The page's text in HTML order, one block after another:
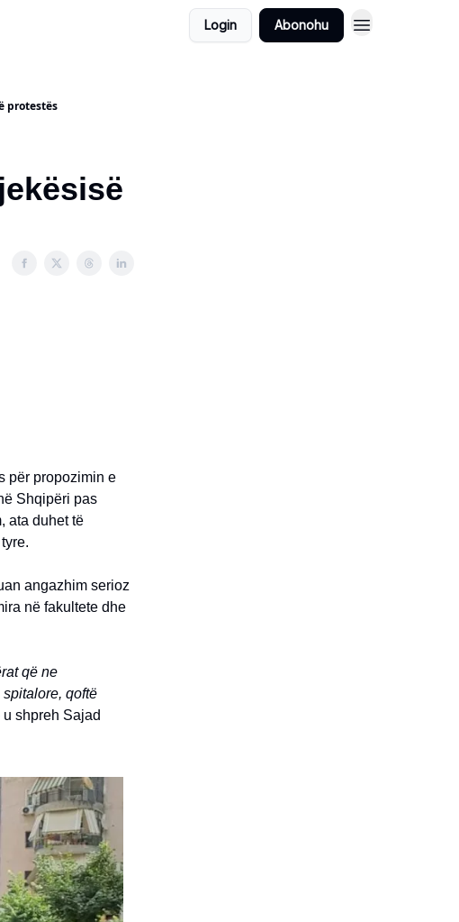
Login Abonohu
protestës
për propozimin e
Shqipëri pas
ata duhet të
angazhim serioz
në fakultete dhe
që ne
qoftë
u shpreh Sajad